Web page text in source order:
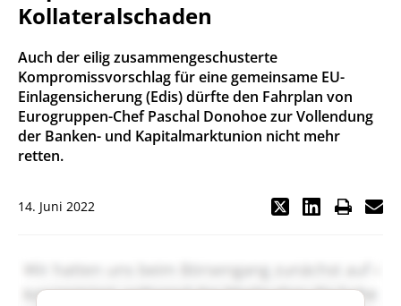
Kollateralschaden
Auch der eilig zusammengeschusterte
Kompromissvorschlag für eine gemeinsame EU-
Einlagensicherung (Edis) dürfte den Fahrplan von
Eurogruppen-Chef Paschal Donohoe zur Vollendung
der Banken- und Kapitalmarktunion nicht mehr
retten.
14. Juni 2022